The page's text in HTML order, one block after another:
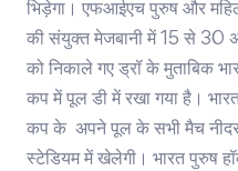
भिड़ेगा। एफआईएच पुरुष और
की संयुक्त मेजबानी में 15 से 30
को निकाले गए ड्रॉ के मुताबिक
कप में पूल डी में रखा गया है।
कप के अपने पूल के सभी मैच
स्टेडियम में खेलेगी। भारत पुरुष